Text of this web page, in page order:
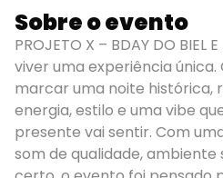
SÁBADO, 25
PROJETO
BIEL
Arujá
Sobre o evento
PROJETO X – BDAY DO
viver uma experiência
marcar uma noite histórica,
energia, estilo e uma vibe
presente vai sentir. Com
som de qualidade,